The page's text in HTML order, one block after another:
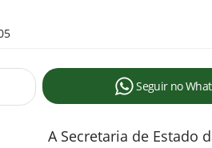
Seguir no
A Secretaria de Estado